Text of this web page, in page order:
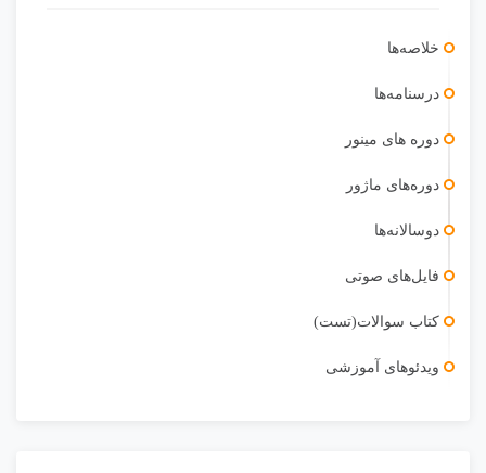
خلاصه‌ها
درسنامه‌ها
دوره ‎های مینور
دوره‌های ماژور
دوسالانه‌ها
فایل‌های صوتی
کتاب سوالات(تست)
ویدئو‌های آموزشی